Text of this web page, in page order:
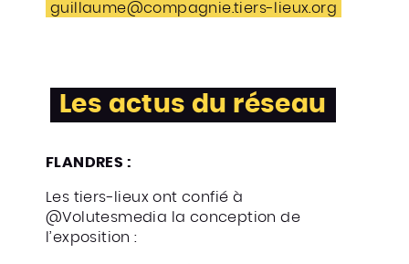
guillaume@compagnie.tiers-lieux.org
Les actus du réseau
FLANDRES :
Les tiers-lieux ont confié à
@Volutesmedia la conception de
l’exposition :